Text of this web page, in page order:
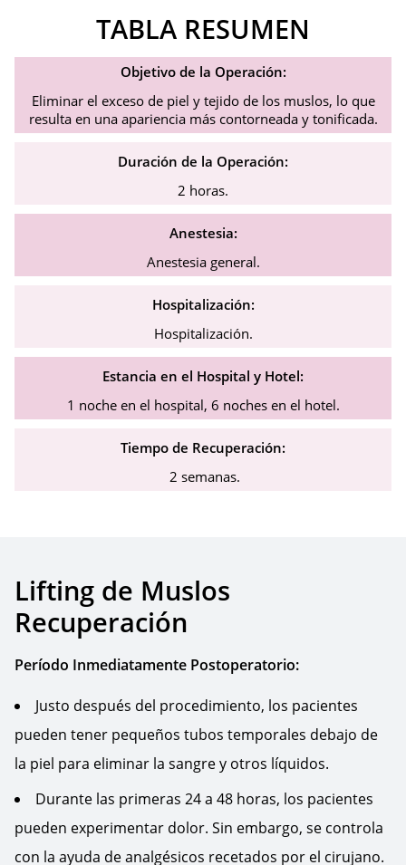
TABLA RESUMEN
Objetivo de la Operación:
Eliminar el exceso de piel y tejido de los muslos, lo que
resulta en una apariencia más contorneada y tonificada.
Duración de la Operación:
2 horas.
Anestesia:
Anestesia general.
Hospitalización:
Hospitalización.
Estancia en el Hospital y Hotel:
1 noche en el hospital, 6 noches en el hotel.
Tiempo de Recuperación:
2 semanas.
Lifting de Muslos
Recuperación
Período Inmediatamente Postoperatorio:
Justo después del procedimiento, los pacientes
pueden tener pequeños tubos temporales debajo de
la piel para eliminar la sangre y otros líquidos.
Durante las primeras 24 a 48 horas, los pacientes
pueden experimentar dolor. Sin embargo, se controla
con la ayuda de analgésicos recetados por el cirujano.